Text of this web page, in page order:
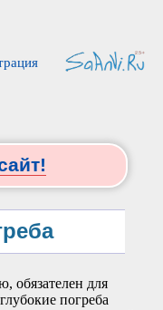
обязателен для
погреба